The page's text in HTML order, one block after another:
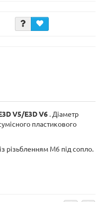
V5/E3D V6 . Діаметр
пластикового
різьбленням М6 під сопло.